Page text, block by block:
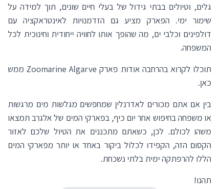
גלים, וטיולים בבתי גידול של בעלי חיים שונים, תוך למידה על
שימור ימי. הפארק מציע גם הזדמנויות לאינטראקציה עם
דולפינים וכלבי ים, מה שהופך אותו לחוויה ייחודית וחינוכית לכל
המשפחה.
תוכלו לקרוא בהרחבה אודות פארק Zoomarine Algarve ממש
כאן.
בין אם אתם מכורים לאדרנלין שמחפשים מגלשות מים מרגשות
או משפחה בחיפוש אחר יום כיף, בפארקי המים של אלגרב תמצאו
משהו לכולם. לכן, כשאתם מתכננים את הטיול שלכם לאזור
הקסום הזה, הקפידו לכלול ביקור באחד או יותר מפארקי המים
הללו להרפתקה ימית בלתי נשכחת.
תהנו!